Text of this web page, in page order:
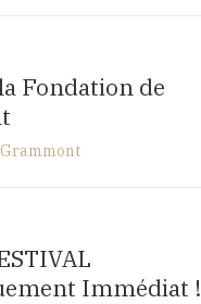
Fondation de
70110 VILLERSEXEL
Immédiat !